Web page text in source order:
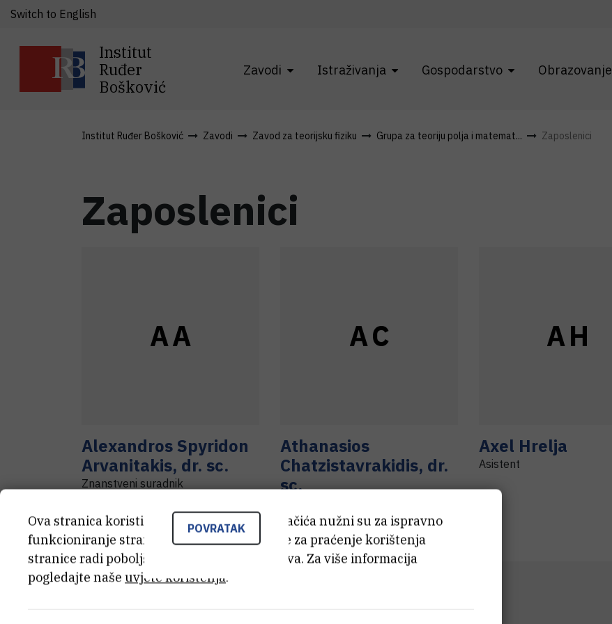
Institut
Ruđer
Bošković
Zavodi Istraživanja Gospodarstvo Obrazovanje
Switch to English
Institut Ruđer Bošković Zavodi Zavod za teorijsku fiziku Grupa za teoriju polja i matemat... Zaposlenici
Zaposlenici
AA
Alexandros Spyridon
Arvanitakis, dr. sc.
Znanstveni suradnik
AC
Athanasios
Chatzistavrakidis, dr.
sc.
suradnik
AH
Axel Hrelja
Asistent
POVRATAK
Ova stranica koristi kolačiće. Neki od tih kolačića nužni su za ispravno
funkcioniranje stranice, dok se drugi koriste za praćenje korištenja
stranice radi poboljšanja korisničkog iskustva. Za više informacija
pogledajte naše uvjete korištenja.